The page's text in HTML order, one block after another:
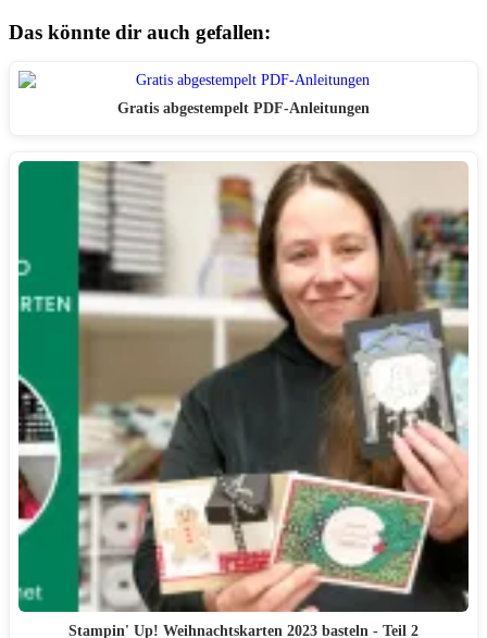
Das könnte dir auch gefallen:
Gratis abgestempelt PDF-Anleitungen
Stampin' Up! Weihnachtskarten 2023 basteln - Teil 2